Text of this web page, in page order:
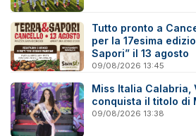
Tutto pronto a
per la 17esima
Sapori” il 13 agosto
09/08/2026 13:45
Miss Italia Calabria,
conquista il titolo di
09/08/2026 13:38